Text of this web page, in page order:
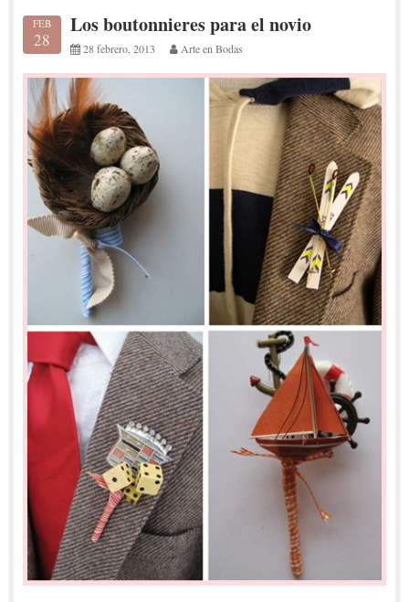
FEB
28
Los boutonnieres para el novio
28 febrero, 2013 Arte en Bodas